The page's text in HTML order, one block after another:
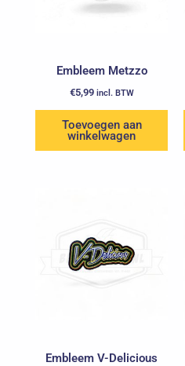
Embleem Metzzo
€5,99 incl. BTW
Toevoegen aan
winkelwagen
Embleem V-Delicious